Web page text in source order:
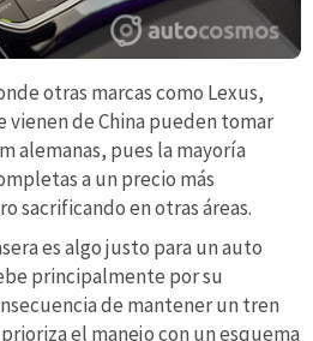
otras marcas como Lexus,
vienen de China pueden tomar
alemanas, pues la mayoría
a un precio más
sacrificando en otras áreas.
es algo justo para un auto
principalmente por su
de mantener un tren
el manejo con un esquema